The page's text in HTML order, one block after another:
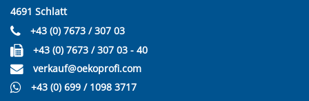
4691 Schlatt
+43 (0) 7673 / 307 03
+43 (0) 7673 / 307 03 - 40
verkauf@oekoprofi.com
+43 (0) 699 / 1098 3717